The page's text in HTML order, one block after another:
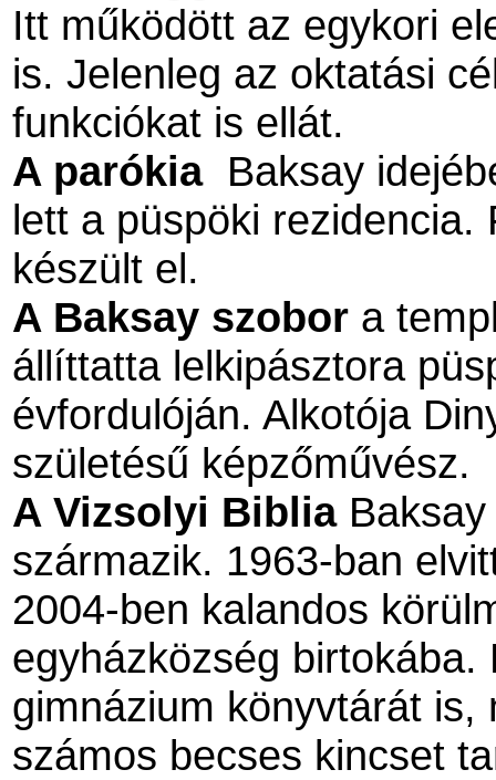
Itt működött az egykori
is. Jelenleg az oktatási
funkciókat is ellát.
A parókia Baksay
lett a püspöki
készült el.
A Baksay szobor a
állíttatta lelkipásztora
évfordulóján. Alkotója
születésű képzőművész.
A Vizsolyi BibliaBaksay
származik. 1963-ban
2004-ben kalandos
egyházközség
gimnázium könyvtárát
számos becses kincset